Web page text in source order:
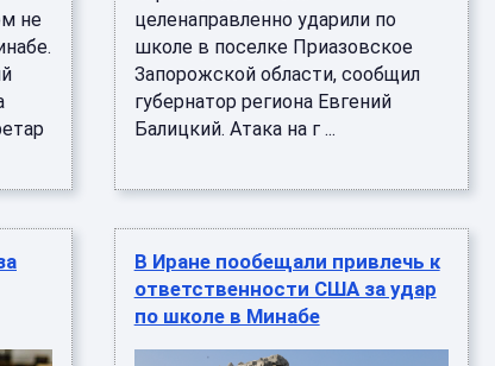
не
целенаправленно ударили по
школе в поселке Приазовское
Запорожской области, сообщил
губернатор региона Евгений
Балицкий. Атака на г ...
В Иране пообещали привлечь к
ответственности США за удар
по школе в Минабе